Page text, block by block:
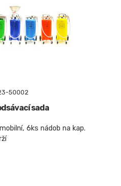
50002
sada
6ks nádob na kap.